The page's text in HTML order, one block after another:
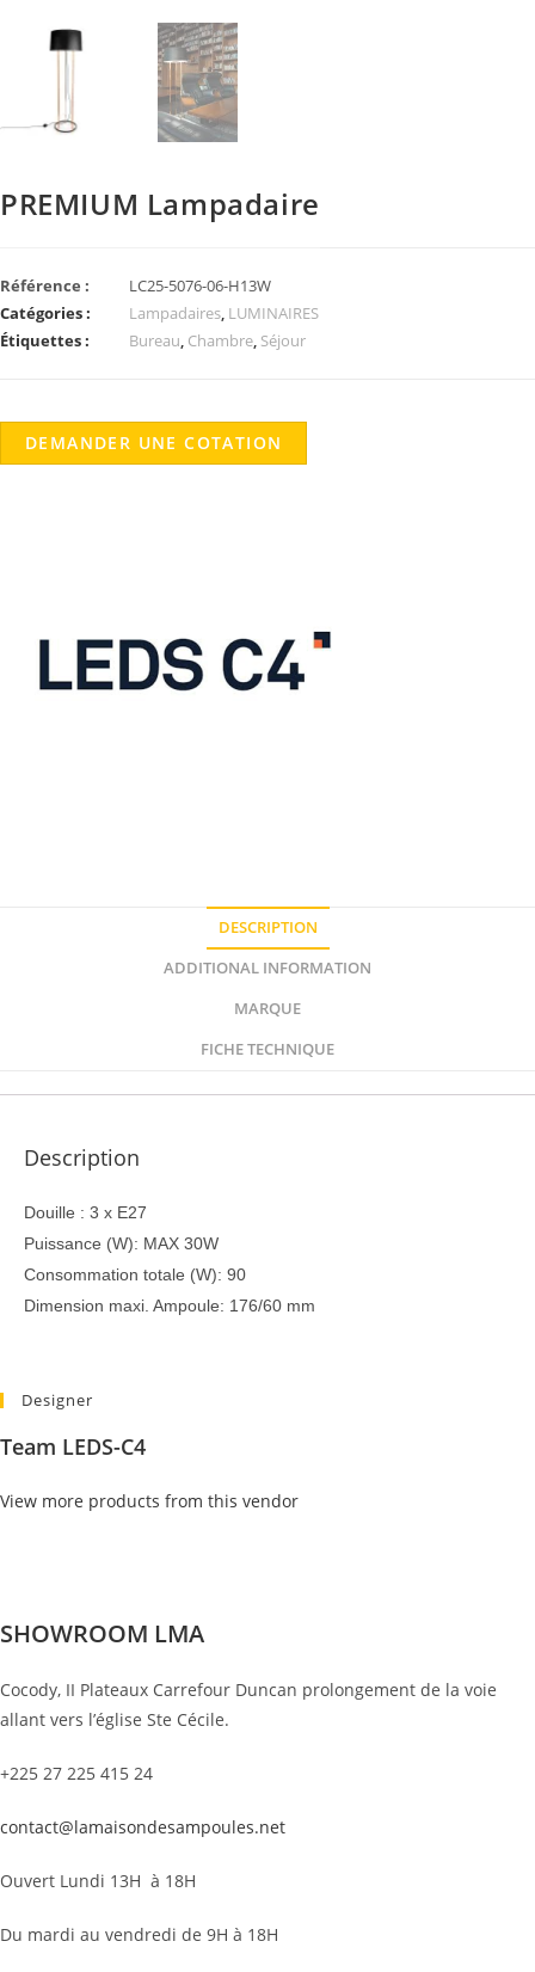
PREMIUM Lampadaire
Référence :
LC25-5076-06-H13W
Catégories :
Lampadaires, LUMINAIRES
Étiquettes :
Bureau, Chambre, Séjour
DEMANDER UNE COTATION
DESCRIPTION
ADDITIONAL INFORMATION
MARQUE
FICHE TECHNIQUE
Description
Douille : 3 x E27
Puissance (W): MAX 30W
Consommation totale (W): 90
Dimension maxi. Ampoule: 176/60 mm
Designer
Team LEDS-C4
View more products from this vendor
SHOWROOM LMA
Cocody, II Plateaux Carrefour Duncan prolongement de la voie
allant vers l’église Ste Cécile.
+225 27 225 415 24
contact@lamaisondesampoules.net
Ouvert Lundi 13H à 18H
Du mardi au vendredi de 9H à 18H